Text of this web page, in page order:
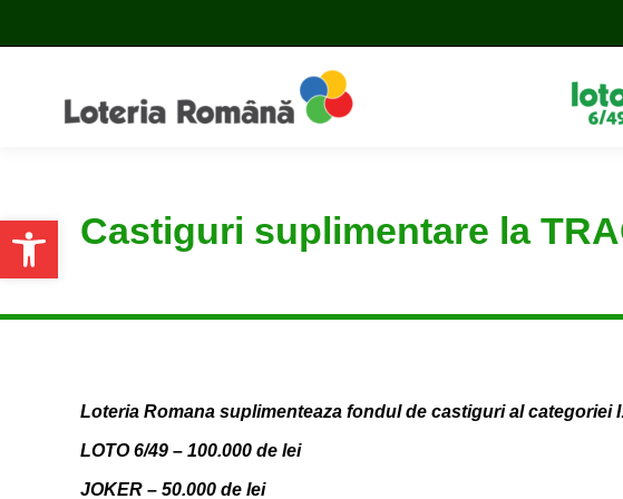
Open toolbarCastiguri suplimentare la
Loteria Romana suplimenteaza fondul de castiguri al categoriei
LOTO 6/49 – 100.000 de lei
JOKER – 50.000 de lei